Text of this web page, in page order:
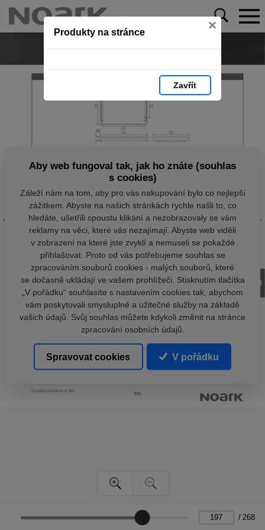
Produkty na stránce ×
Zavřít
/ 268
Aby web fungoval tak, jak ho znáte (souhlas
s cookies)
Záleží nám na tom, aby pro vás nakupování bylo co nejlepší
zážitkem. Abyste na našich stránkách rychle našli to, co
hledáte, ušetřili spoustu klikání a nezobrazovaly se vám
reklamy na věci, které vás nezajímají. Abyste web viděli
v zobrazení na které jste zvyklí a nemuseli se pokaždé
přihlašovat. Proto od vás potřebujeme souhlas se
zpracováním souborů cookies - malých souborů, které
se dočasně ukládají ve vašem prohlížeči. Stisknutím tlačítka
„V pořádku“ souhlasíte s nastavením cookies tak, abychom
vám poskytovali smysluplné a užitečné služby na základě
vašich údajů. Svůj souhlas můžete kdykoli změnit na stránce
zpracování osobních údajů.
Spravovat cookies V pořádku